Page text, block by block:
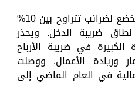
يذكر أن الأرباح الرأسمالية تخضع لضرائب تتراوح بين 10%
ضريبة الدخل. ويحذر
في ضريبة الأرباح
وريادة الأعمال. ووصلت
في العام الماضي إلى